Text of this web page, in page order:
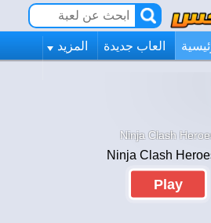
العاب جديدة المزيد
Ninja Clash
Play